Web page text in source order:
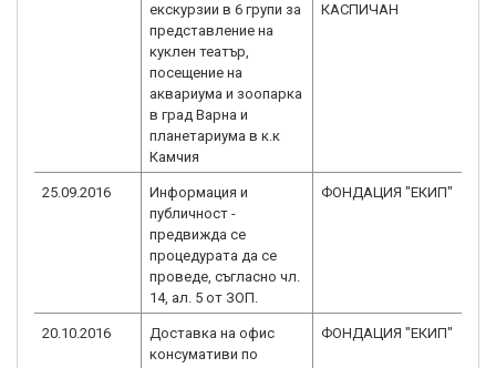
екскурзии в 6 групи за
представление на
куклен театър,
посещение на
аквариума и зоопарка
в град Варна и
планетариума в к.к
Камчия
КАСПИЧАН
25.09.2016
Информация и
публичност -
предвижда се
процедурата да се
проведе, съгласно чл.
14, ал. 5 от ЗОП.
ФОНДАЦИЯ "ЕКИП"
20.10.2016
Доставка на офис
консумативи по
ФОНДАЦИЯ "ЕКИП"